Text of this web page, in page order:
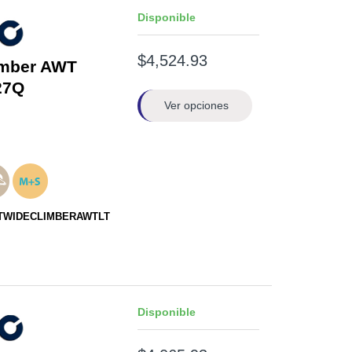
AWT
Disponible
$4,524.93
Ver opciones
Disponible